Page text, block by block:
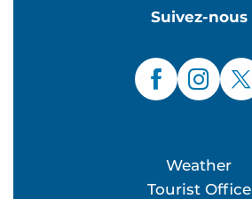
Suivez-nous
Weather
Tourist Office